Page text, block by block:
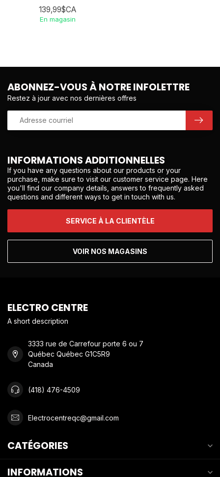
139,99$CA
En magasin
INFORMATIONS ADDITIONNELLES
If you have any questions about our products or your
purchase, make sure to visit our customer service page. Here
you'll find our company details, answers to frequently asked
questions and different ways to get in touch with us.
SERVICE À LA CLIENTÈLE
VOIR NOS MAGASINS
ABONNEZ-VOUS À NOTRE INFOLETTRE
Restez à jour avec nos dernières offres
ELECTRO CENTRE
A short description
3333 rue de Carrefour porte 6 ou 7
Québec Québec G1C5R9
Canada
(418) 476-4509
Electrocentreqc@gmail.com
CATÉGORIES
INFORMATIONS